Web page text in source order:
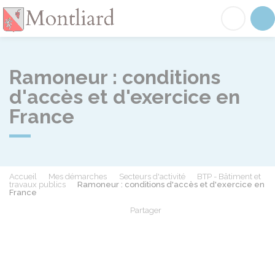
Ramoneur : conditions
d'accès et d'exercice en
France
Accueil Mes démarches Secteurs d'activité
BTP - Bâtiment et
travaux publics
Ramoneur : conditions d'accès et d'exercice en
France
Partager